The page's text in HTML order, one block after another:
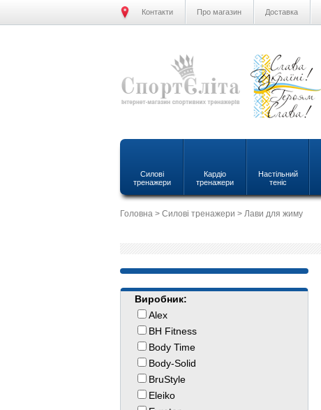
Контакти Про магазин Доставка
Силові
тренажери
Кардіо
тренажери
Настільний
теніс
Головна > Силові тренажери > Лави для жиму
Виробник:
Alex
BH Fitness
Body Time
Body-Solid
BruStyle
Eleiko